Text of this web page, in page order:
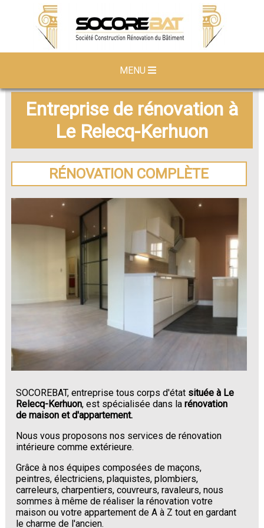
MENU
Entreprise de rénovation à
Le Relecq-Kerhuon
RÉNOVATION COMPLÈTE
SOCOREBAT, entreprise tous corps d'état située à Le
Relecq-Kerhuon, est spécialisée dans larénovation
de maison et d'appartement.
Nous vous proposons nos services de rénovation
intérieure comme extérieure.
Grâce à nos équipes composées de maçons,
peintres, électriciens, plaquistes, plombiers,
carreleurs, charpentiers, couvreurs, ravaleurs, nous
sommes à même de réaliser la rénovation votre
maison ou votre appartement de A à Z tout en gardant
le charme de l'ancien.